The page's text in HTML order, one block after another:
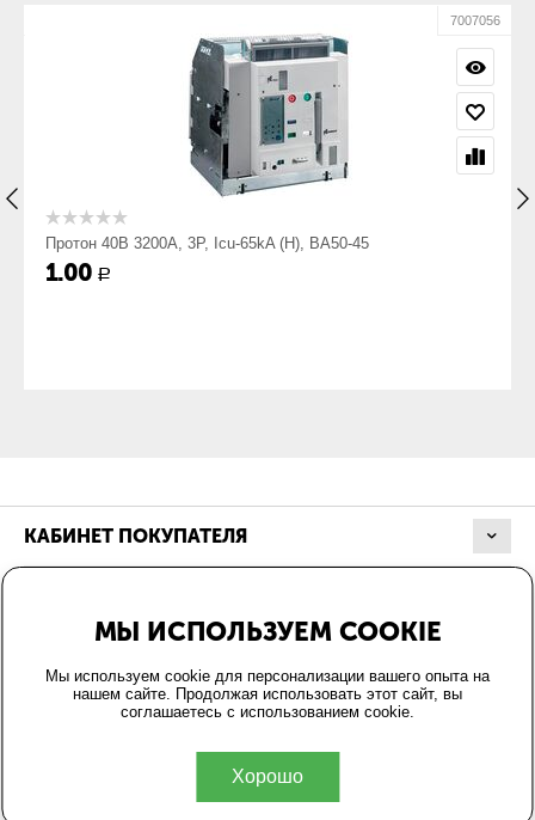
108
7007056
Протон 40В 3200А, 3P, Icu-65kA (Н), ВА50-45
1.00 Р
КАБИНЕТ ПОКУПАТЕЛЯ
КОНТАКТЫ
МЫ ИСПОЛЬЗУЕМ COOKIE
Мы используем cookie для персонализации вашего опыта на
нашем сайте. Продолжая использовать этот сайт, вы
соглашаетесь с использованием cookie.
Хорошо